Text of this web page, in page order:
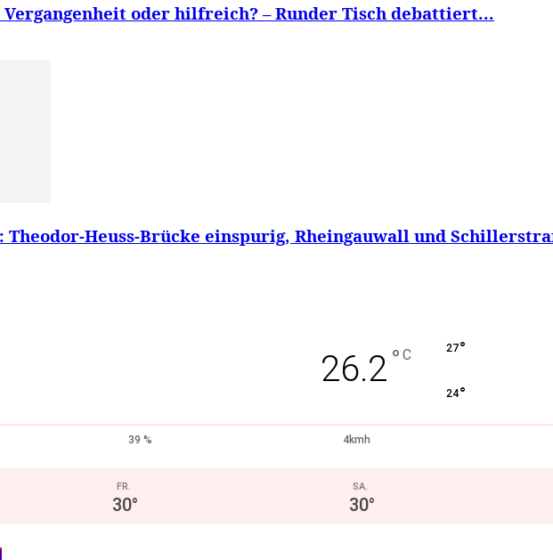
oder hilfreich? – Runder Tisch debattiert...
Heuss-Brücke einspurig, Rheingauwall und
26.2 ° C 27°
24°
39 %
4kmh
FR.
30°
SA.
30°